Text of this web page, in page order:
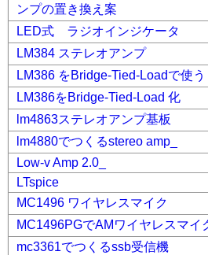
ンプの置き換え案
LED式 ラジオインジケータ
LM384 ステレオアンプ
LM386 をBridge-Tied-Loadで使う
LM386をBridge-Tied-Load 化
lm4863ステレオアンプ基板
lm4880でつくるstereo amp_
Low-v Amp 2.0_
LTspice
MC1496 ワイヤレスマイク
MC1496PGでAMワイヤレスマイ
mc3361でつくるssb受信機